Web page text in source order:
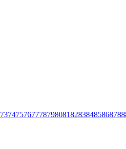
73747576777879808182838485868788